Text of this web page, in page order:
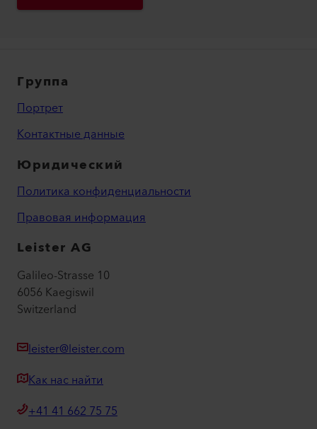
Группа
Портрет
Контактные данные
Юридический
Политика конфиденциальности
Правовая информация
Leister AG
Galileo-Strasse 10
6056 Kaegiswil
Switzerland
leister@leister.com
Как нас найти
+41 41 662 75 75